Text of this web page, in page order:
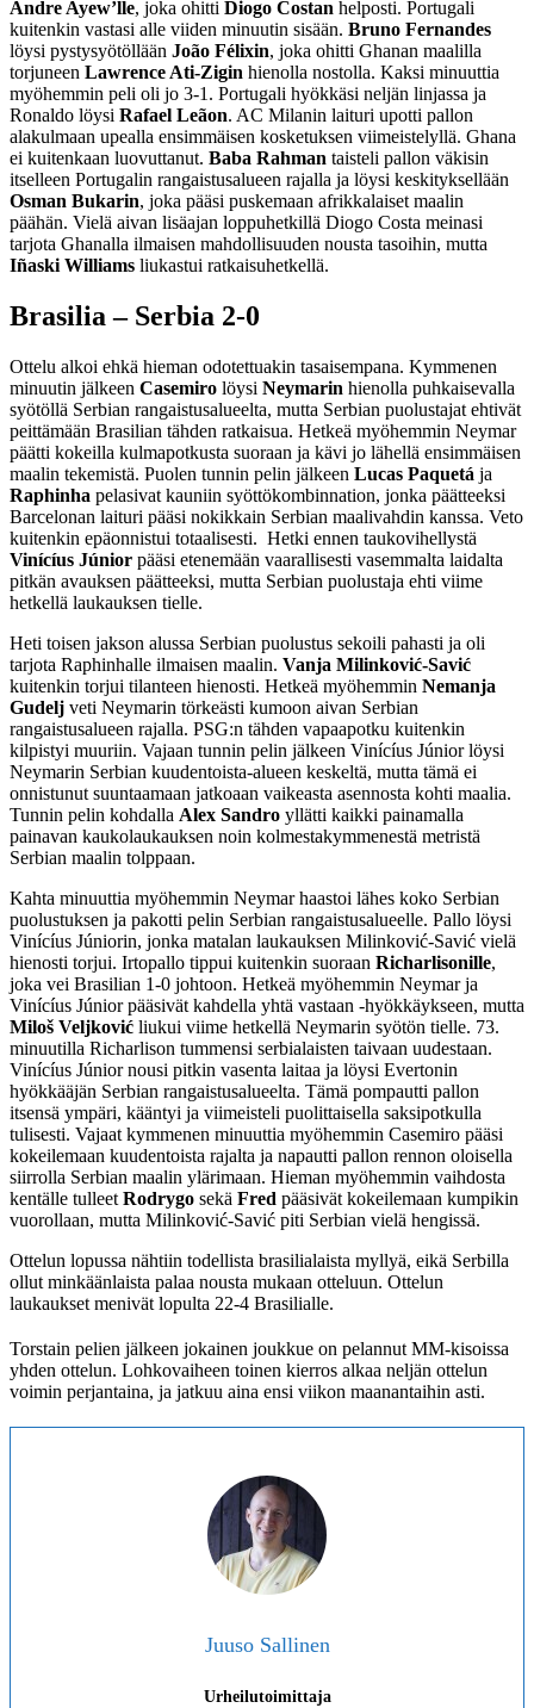
Andre Ayew’lle, joka ohitti Diogo Costan helposti. Portugali
kuitenkin vastasi alle viiden minuutin sisään. Bruno Fernandes
löysi pystysyötöllään João Félixin, joka ohitti Ghanan maalilla
torjuneen Lawrence Ati-Zigin hienolla nostolla. Kaksi minuuttia
myöhemmin peli oli jo 3-1. Portugali hyökkäsi neljän linjassa ja
Ronaldo löysi Rafael Leãon. AC Milanin laituri upotti pallon
alakulmaan upealla ensimmäisen kosketuksen viimeistelyllä. Ghana
ei kuitenkaan luovuttanut. Baba Rahman taisteli pallon väkisin
itselleen Portugalin rangaistusalueen rajalla ja löysi keskityksellään
Osman Bukarin, joka pääsi puskemaan afrikkalaiset maalin
päähän. Vielä aivan lisäajan loppuhetkillä Diogo Costa meinasi
tarjota Ghanalla ilmaisen mahdollisuuden nousta tasoihin, mutta
Iñaski Williams liukastui ratkaisuhetkellä.
Brasilia – Serbia 2-0
Ottelu alkoi ehkä hieman odotettuakin tasaisempana. Kymmenen
minuutin jälkeen Casemiro löysi Neymarin hienolla puhkaisevalla
syötöllä Serbian rangaistusalueelta, mutta Serbian puolustajat ehtivät
peittämään Brasilian tähden ratkaisua. Hetkeä myöhemmin Neymar
päätti kokeilla kulmapotkusta suoraan ja kävi jo lähellä ensimmäisen
maalin tekemistä. Puolen tunnin pelin jälkeen Lucas Paquetá ja
Raphinha pelasivat kauniin syöttökombinnation, jonka päätteeksi
Barcelonan laituri pääsi nokikkain Serbian maalivahdin kanssa. Veto
kuitenkin epäonnistui totaalisesti. Hetki ennen taukovihellystä
Vinícíus Júnior pääsi etenemään vaarallisesti vasemmalta laidalta
pitkän avauksen päätteeksi, mutta Serbian puolustaja ehti viime
hetkellä laukauksen tielle.
Heti toisen jakson alussa Serbian puolustus sekoili pahasti ja oli
tarjota Raphinhalle ilmaisen maalin. Vanja Milinković-Savić
kuitenkin torjui tilanteen hienosti. Hetkeä myöhemmin Nemanja
Gudelj veti Neymarin törkeästi kumoon aivan Serbian
rangaistusalueen rajalla. PSG:n tähden vapaapotku kuitenkin
kilpistyi muuriin. Vajaan tunnin pelin jälkeen Vinícíus Júnior löysi
Neymarin Serbian kuudentoista-alueen keskeltä, mutta tämä ei
onnistunut suuntaamaan jatkoaan vaikeasta asennosta kohti maalia.
Tunnin pelin kohdalla Alex Sandro yllätti kaikki painamalla
painavan kaukolaukauksen noin kolmestakymmenestä metristä
Serbian maalin tolppaan.
Kahta minuuttia myöhemmin Neymar haastoi lähes koko Serbian
puolustuksen ja pakotti pelin Serbian rangaistusalueelle. Pallo löysi
Vinícíus Júniorin, jonka matalan laukauksen Milinković-Savić vielä
hienosti torjui. Irtopallo tippui kuitenkin suoraan Richarlisonille,
joka vei Brasilian 1-0 johtoon. Hetkeä myöhemmin Neymar ja
Vinícíus Júnior pääsivät kahdella yhtä vastaan -hyökkäykseen, mutta
Miloš Veljković liukui viime hetkellä Neymarin syötön tielle. 73.
minuutilla Richarlison tummensi serbialaisten taivaan uudestaan.
Vinícíus Júnior nousi pitkin vasenta laitaa ja löysi Evertonin
hyökkääjän Serbian rangaistusalueelta. Tämä pompautti pallon
itsensä ympäri, kääntyi ja viimeisteli puolittaisella saksipotkulla
tulisesti. Vajaat kymmenen minuuttia myöhemmin Casemiro pääsi
kokeilemaan kuudentoista rajalta ja napautti pallon rennon oloisella
siirrolla Serbian maalin ylärimaan. Hieman myöhemmin vaihdosta
kentälle tulleet Rodrygo sekä Fred pääsivät kokeilemaan kumpikin
vuorollaan, mutta Milinković-Savić piti Serbian vielä hengissä.
Ottelun lopussa nähtiin todellista brasilialaista myllyä, eikä Serbilla
ollut minkäänlaista palaa nousta mukaan otteluun. Ottelun
laukaukset menivät lopulta 22-4 Brasilialle.
Torstain pelien jälkeen jokainen joukkue on pelannut MM-kisoissa
yhden ottelun. Lohkovaiheen toinen kierros alkaa neljän ottelun
voimin perjantaina, ja jatkuu aina ensi viikon maanantaihin asti.
Juuso Sallinen
Urheilutoimittaja